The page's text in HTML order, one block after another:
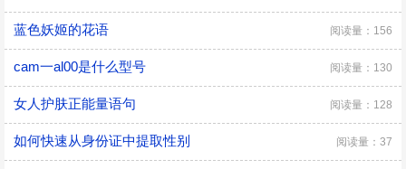
蓝色妖姬的花语 阅读量：156
cam一al00是什么型号 阅读量：130
女人护肤正能量语句 阅读量：128
如何快速从身份证中提取性别 阅读量：37